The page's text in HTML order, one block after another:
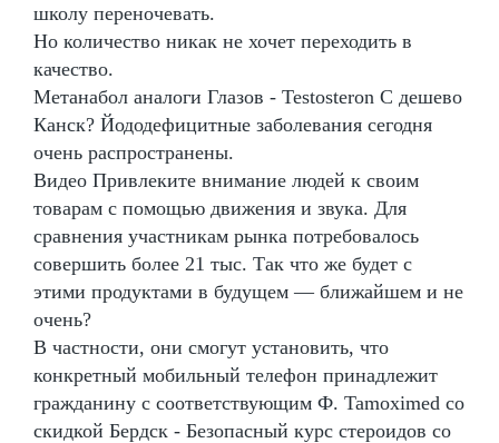
школу переночевать.
Но количество никак не хочет переходить в
качество.
Метанабол аналоги Глазов - Testosteron C дешево
Канск? Йододефицитные заболевания сегодня
очень распространены.
Видео Привлеките внимание людей к своим
товарам с помощью движения и звука. Для
сравнения участникам рынка потребовалось
совершить более 21 тыс. Так что же будет с
этими продуктами в будущем — ближайшем и не
очень?
В частности, они смогут установить, что
конкретный мобильный телефон принадлежит
гражданину с соответствующим Ф. Tamoximed со
скидкой Бердск - Безопасный курс стероидов со